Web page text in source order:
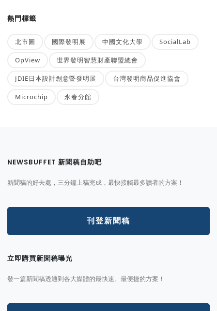
熱門標籤
北市圖 國際發明展 中國文化大學 SocialLab
OpView 世界發明智慧財產聯盟總會
JDIE日本設計創意暨發明展 台灣發明商品促進協會
Microchip 永春分館
NEWSBUFFET 新聞稿自助吧
新聞稿的好去處，三分鐘上稿完成，最快接觸最多讀者的方案！
刊登新聞稿
立即購買新聞稿曝光
發一篇新聞稿透通到各大媒體的最快速、最便捷的方案！